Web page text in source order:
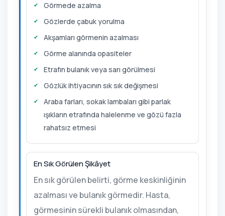
Görmede azalma
Gözlerde çabuk yorulma
Akşamları görmenin azalması
Görme alanında opasiteler
Etrafın bulanık veya sarı görülmesi
Gözlük ihtiyacının sık sık değişmesi
Araba farları, sokak lambaları gibi parlak
ışıkların etrafında halelenme ve gözü fazla
rahatsız etmesi
En Sık Görülen Şikâyet
En sık görülen belirti, görme keskinliğinin
azalması ve bulanık görmedir. Hasta,
görmesinin sürekli bulanık olmasından,